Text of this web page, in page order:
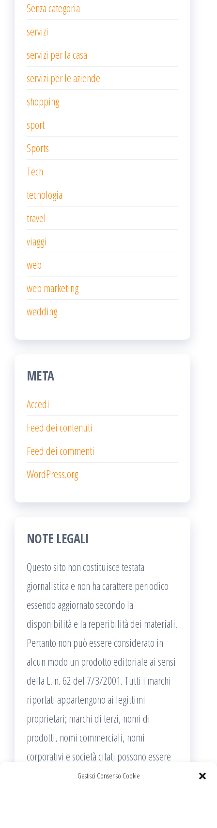
Gestisci Consenso Cookie
Senza categoria
servizi
servizi per la casa
servizi per le aziende
shopping
sport
Sports
Tech
tecnologia
travel
viaggi
web
web marketing
wedding
META
Accedi
Feed dei contenuti
Feed dei commenti
WordPress.org
NOTE LEGALI
Questo sito non costituisce testata
giornalistica e non ha carattere periodico
essendo aggiornato secondo la
disponibilità e la reperibilità dei materiali.
Pertanto non può essere considerato in
alcun modo un prodotto editoriale ai sensi
della L. n. 62 del 7/3/2001. Tutti i marchi
riportati appartengono ai legittimi
proprietari; marchi di terzi, nomi di
prodotti, nomi commerciali, nomi
corporativi e società citati possono essere
marchi di proprietà dei rispettivi titolari o